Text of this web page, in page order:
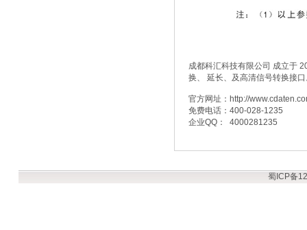
成都科汇科技有限公司 成立于
换、 延长、及高清信号转换接
官方网址：http://
免费电话：400-028-1235
企业QQ： 4000281235
蜀ICP备